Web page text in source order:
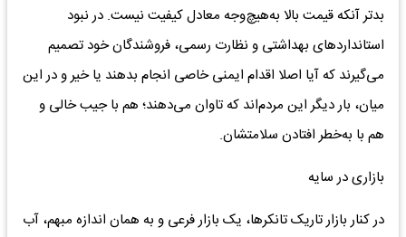
بدتر آنکه قیمت بالا به‌هیچ‌وجه معادل کیفیت نیست. در نبود
استانداردهای بهداشتی و نظارت رسمی، فروشندگان خود تصمیم
می‌گیرند که آیا اصلا اقدام ایمنی خاصی انجام بدهند یا خیر و در این
میان، بار دیگر این مردم‌اند که تاوان می‌دهند؛ هم با جیب خالی و
هم با به‌خطر افتادن سلامتشان.
بازاری در سایه
در کنار بازار تاریک تانکرها، یک بازار فرعی و به همان اندازه مبهم، آب